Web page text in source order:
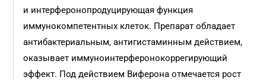
и интерферонопродуцирующая функция
иммунокомпетентных клеток. Препарат обладает
антибактериальным, антигистаминным действием,
оказывает иммуноинтерферонокоррегирующий
эффект. Под действием Виферона отмечается рост